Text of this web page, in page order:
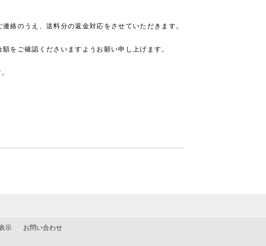
絡のうえ、送料分の返金対応をさせていただきます。
をご確認くださいますようお願い申し上げます。
示 お問い合わせ